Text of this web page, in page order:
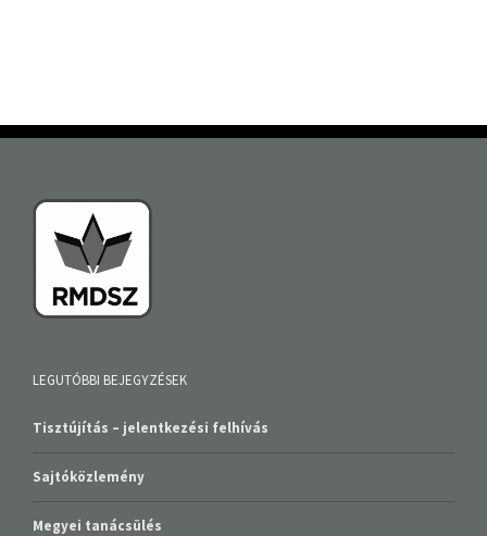
LEGUTÓBBI BEJEGYZÉSEK
Tisztújítás – jelentkezési felhívás
Sajtóközlemény
Megyei tanácsülés